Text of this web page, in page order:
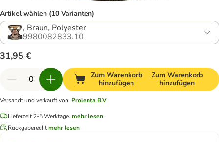
Artikel wählen (10 Varianten)
, Braun, Polyester
9980082833.10
31,95 €
Zum Warenkorb
hinzufügen
Zum Warenkorb
hinzufügen
Versandt und verkauft von: Prolenta B.V
Lieferzeit 2-5 Werktage. mehr lesen
Rückgaberechtmehr lesen